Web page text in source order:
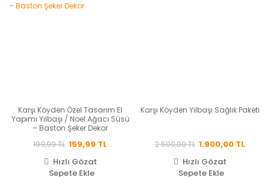
Karşı Köyden Özel Tasarım El
Yapımı Yılbaşı / Noel Ağacı Süsü
– Baston Şeker Dekor
199,99 TL 159,99 TL
Hızlı Gözat
Sepete Ekle
Karşı Köyden Yılbaşı Sağlık Paketi
2.500,00 TL 1.900,00 TL
Hızlı Gözat
Sepete Ekle